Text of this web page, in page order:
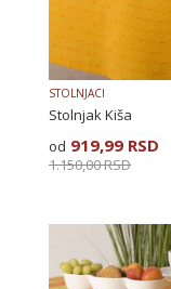
STOLNJACI
Stolnjak Kiša
919,99 RSD
1.150,00RSD